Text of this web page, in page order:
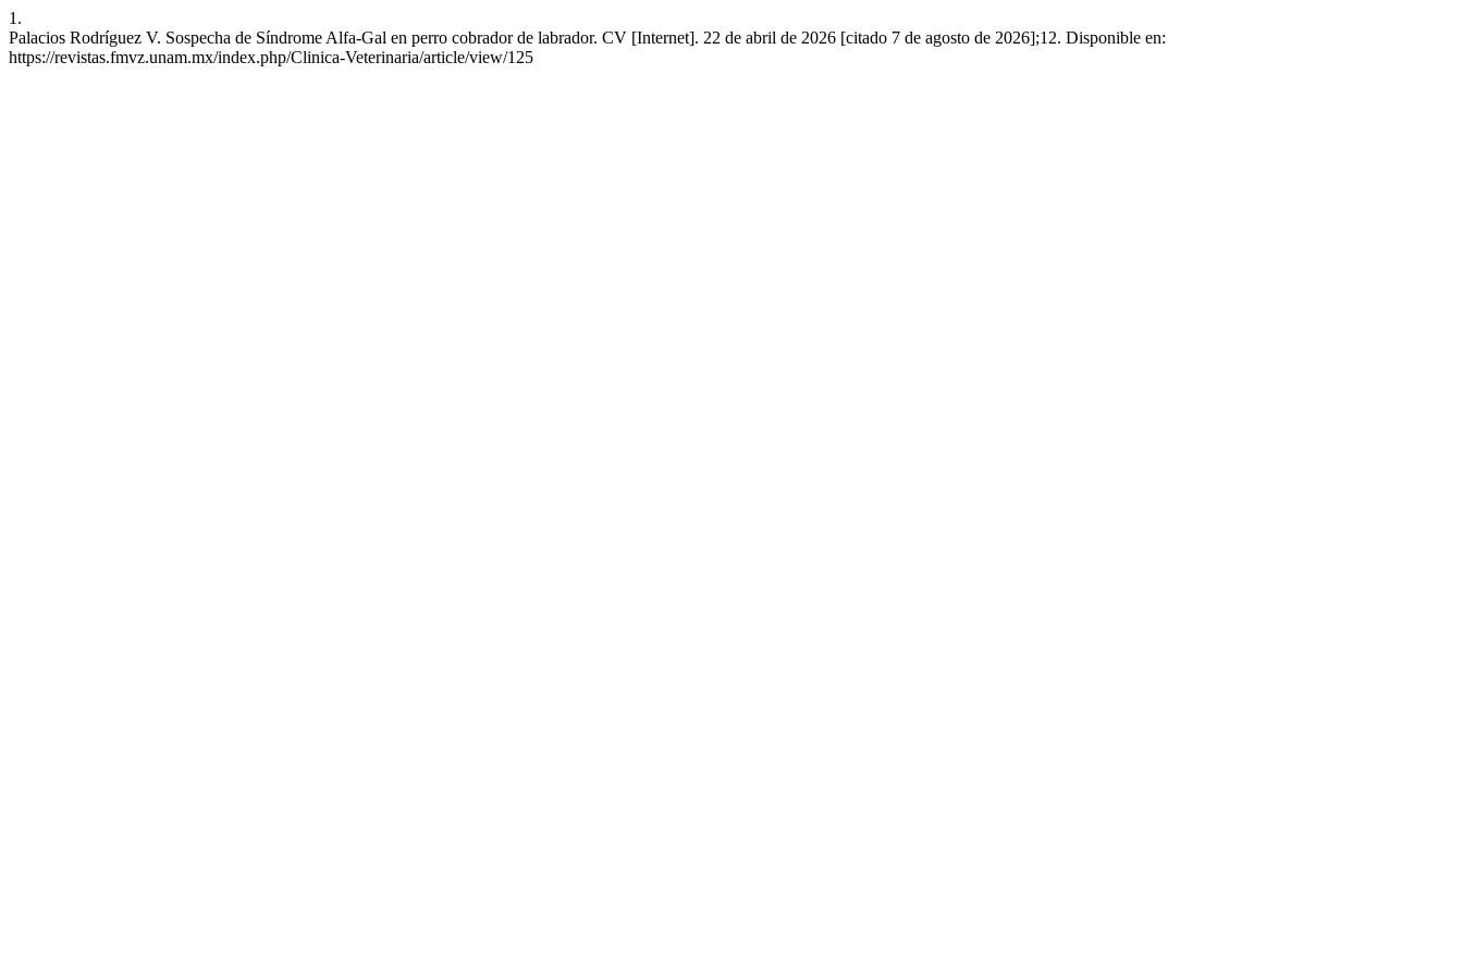
1.
Palacios Rodríguez V. Sospecha de Síndrome Alfa-Gal en perro cobrador de labrador. CV [Internet]. 22 de abril de 2026 [citado 7 de agosto de 2026];12. Disponible en:
https://revistas.fmvz.unam.mx/index.php/Clinica-Veterinaria/article/view/125